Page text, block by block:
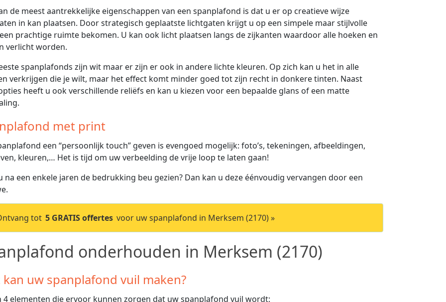
de meest aantrekkelijke eigenschappen van een spanplafond is dat u er op creatieve wijze
in kan plaatsen. Door strategisch geplaatste lichtgaten krijgt u op een simpele maar stijlvolle
prachtige ruimte bekomen. U kan ook licht plaatsen langs de zijkanten waardoor alle hoeken en
verlicht worden.
spanplafonds zijn wit maar er zijn er ook in andere lichte kleuren. Op zich kan u het in alle
verkrijgen die je wilt, maar het effect komt minder goed tot zijn recht in donkere tinten. Naast
heeft u ook verschillende reliëfs en kan u kiezen voor een bepaalde glans of een matte
met print
een “persoonlijk touch” geven is evengoed mogelijk: foto’s, tekeningen, afbeeldingen,
kleuren,… Het is tijd om uw verbeelding de vrije loop te laten gaan!
na een enkele jaren de bedrukking beu gezien? Dan kan u deze éénvoudig vervangen door een
tot 5 GRATIS offertes voor uw spanplafond in Merksem (2170) »
onderhouden in Merksem (2170)
kan uw spanplafond vuil maken?
4 elementen die ervoor kunnen zorgen dat uw spanplafond vuil wordt: